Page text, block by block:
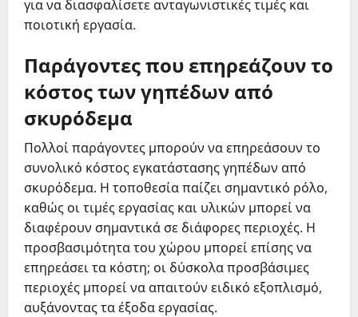
για να διασφαλίσετε ανταγωνιστικές τιμές και
ποιοτική εργασία.
Παράγοντες που επηρεάζουν το
κόστος των γηπέδων από
σκυρόδεμα
Πολλοί παράγοντες μπορούν να επηρεάσουν το
συνολικό κόστος εγκατάστασης γηπέδων από
σκυρόδεμα. Η τοποθεσία παίζει σημαντικό ρόλο,
καθώς οι τιμές εργασίας και υλικών μπορεί να
διαφέρουν σημαντικά σε διάφορες περιοχές. Η
προσβασιμότητα του χώρου μπορεί επίσης να
επηρεάσει τα κόστη; οι δύσκολα προσβάσιμες
περιοχές μπορεί να απαιτούν ειδικό εξοπλισμό,
αυξάνοντας τα έξοδα εργασίας.